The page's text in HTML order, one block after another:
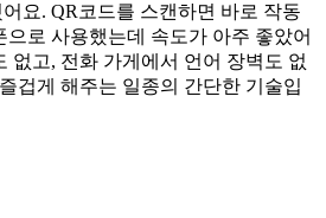
요. QR코드를 스캔하면 바로 작동
로 사용했는데 속도가 아주 좋았어
없고, 전화 가게에서 언어 장벽도 없
겁게 해주는 일종의 간단한 기술입